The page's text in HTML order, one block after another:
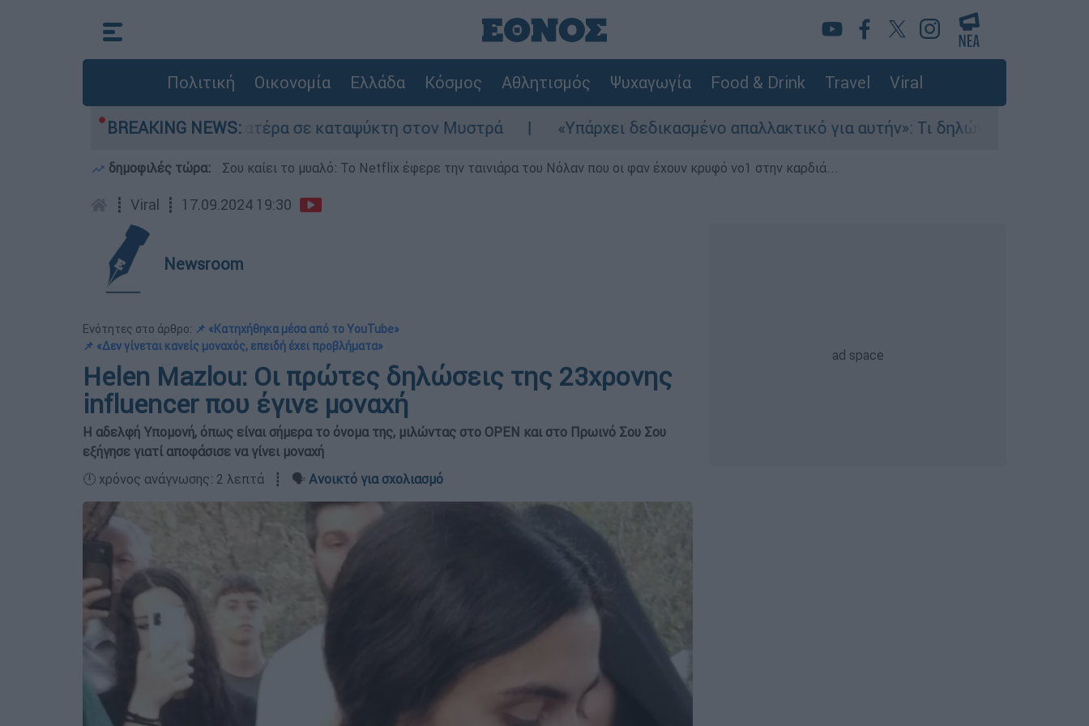
Πολιτική Οικονομία Ελλάδα Κόσμος Αθλητισμός Ψυχαγωγία Food & Drink Travel Viral
BREAKING NEWS:
τον νεκρό του πατέρα σε καταψύκτη στον Μυστρά «Υπάρχει δεδικασμένο απαλλακτικό για αυτήν»: Τι δηλώνει στο ethnos.gr ο
δημοφιλές τώρα: Σου καίει το μυαλό: Το Netflix έφερε την ταινιάρα του Νόλαν που οι φαν έχουν κρυφό νο1 στην καρδιά...
┋ Viral ┋ 17.09.2024 19:30
Newsroom
Ενότητες στο άρθρο: 📌 «Κατηχήθηκα μέσα από το YouTube»
📌 «Δεν γίνεται κανείς μοναχός, επειδή έχει προβλήματα»
Helen Mazlou: Οι πρώτες δηλώσεις της 23χρονης
influencer που έγινε μοναχή
Η αδελφή Υπομονή, όπως είναι σήμερα το όνομα της, μιλώντας στο OPEN και στο Πρωινό Σου Σου
εξήγησε γιατί αποφάσισε να γίνει μοναχή
🕛 χρόνος ανάγνωσης: 2 λεπτά ┋ 🗣️ Ανοικτό για σχολιασμό